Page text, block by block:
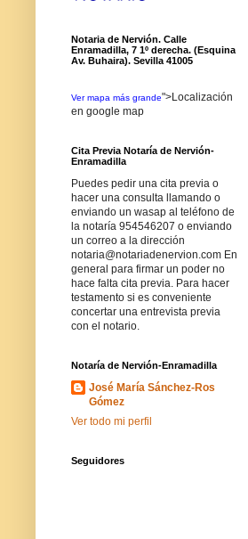
Notaria de Nervión. Calle
Enramadilla, 7 1º derecha. (Esquina
Av. Buhaira). Sevilla 41005
Ver mapa más grande">Localización
en google map
Cita Previa Notaría de Nervión-
Enramadilla
Puedes pedir una cita previa o
hacer una consulta llamando o
enviando un wasap al teléfono de
la notaría 954546207 o enviando
un correo a la dirección
notaria@notariadenervion.com En
general para firmar un poder no
hace falta cita previa. Para hacer
testamento si es conveniente
concertar una entrevista previa
con el notario.
Notaría de Nervión-Enramadilla
José María Sánchez-Ros
Gómez
Ver todo mi perfil
Seguidores